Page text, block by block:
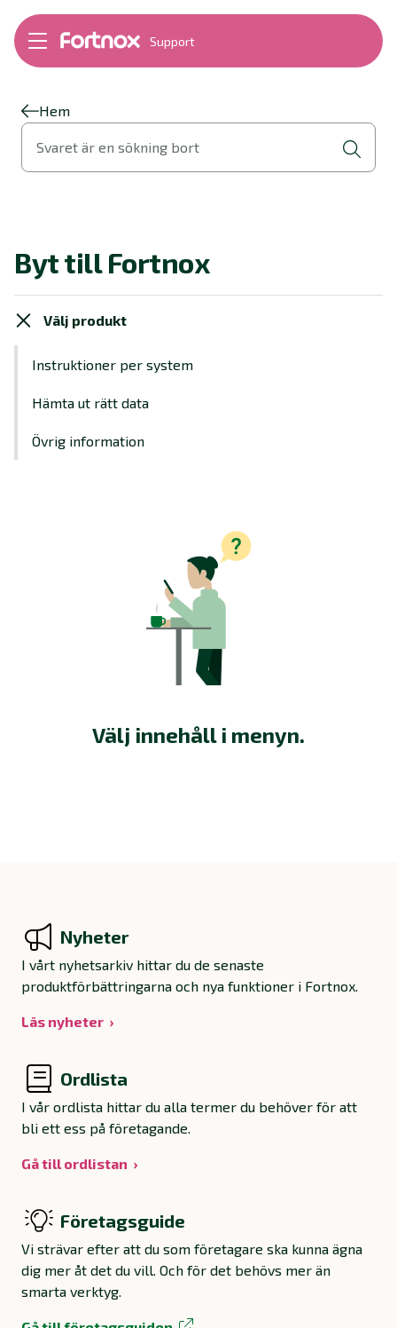
Support
Bokföring
Fakturering
Byt till Fortnox
Felsökning
Support Play
Nyheter
Ordlista
Hem
Svaret är en sökning bort
Byt till Fortnox
Välj produkt
Instruktioner per system
Hämta ut rätt data
Övrig information
Välj innehåll i menyn.
Nyheter
I vårt nyhetsarkiv hittar du de senaste
produktförbättringarna och nya funktioner i Fortnox.
Läs nyheter
Ordlista
I vår ordlista hittar du alla termer du behöver för att
bli ett ess på företagande.
Gå till ordlistan
Företagsguide
Vi strävar efter att du som företagare ska kunna ägna
dig mer åt det du vill. Och för det behövs mer än
smarta verktyg.